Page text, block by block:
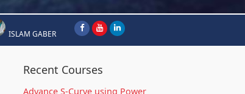
ISLAM GABER
Recent Courses
Advance S-Curve using Power